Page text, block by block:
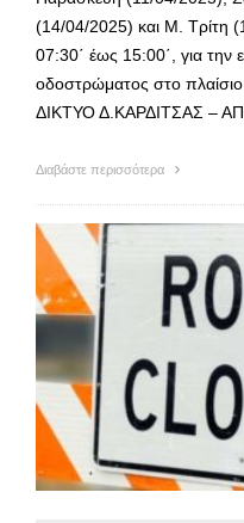
(14/04/2025) και Μ. Τρίτη
07:30΄ έως 15:00΄, για την
οδοστρώματος στο
ΔΙΚΤΥΟ Δ.ΚΑΡΔΙΤΣΑΣ –
Διαβάστε περισσότερα